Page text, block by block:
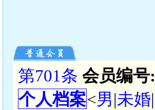
第701条 会员编号:
个人档案<男|未婚|